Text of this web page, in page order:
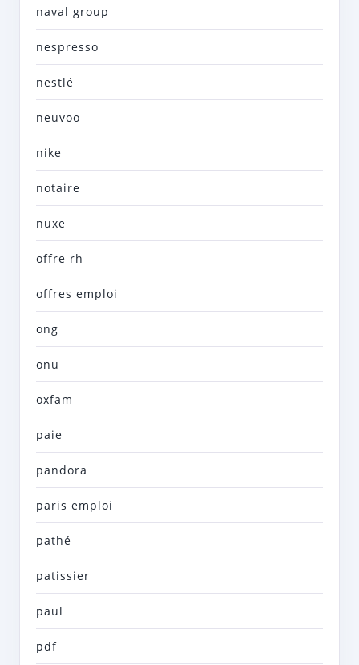
naval group
nespresso
nestlé
neuvoo
nike
notaire
nuxe
offre rh
offres emploi
ong
onu
oxfam
paie
pandora
paris emploi
pathé
patissier
paul
pdf